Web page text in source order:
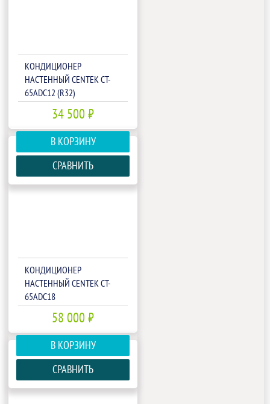
КОНДИЦИОНЕР
НАСТЕННЫЙ CENTEK CT-
65ADC12 (R32)
34 500 ₽
В КОРЗИНУ
СРАВНИТЬ
КОНДИЦИОНЕР
НАСТЕННЫЙ CENTEK CT-
65ADC18
58 000 ₽
В КОРЗИНУ
СРАВНИТЬ